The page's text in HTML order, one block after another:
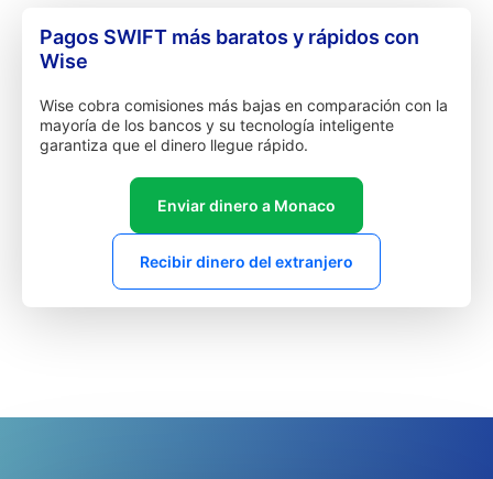
Pagos SWIFT más baratos y rápidos con
Wise
Wise cobra comisiones más bajas en comparación con la
mayoría de los bancos y su tecnología inteligente
garantiza que el dinero llegue rápido.
Enviar dinero a Monaco
Recibir dinero del extranjero